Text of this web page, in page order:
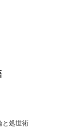
と処世術